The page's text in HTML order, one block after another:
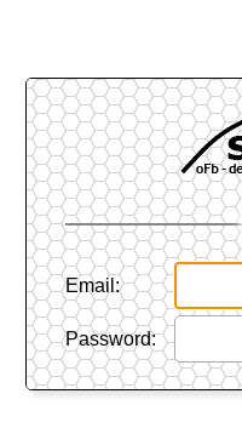
Email :
Password: